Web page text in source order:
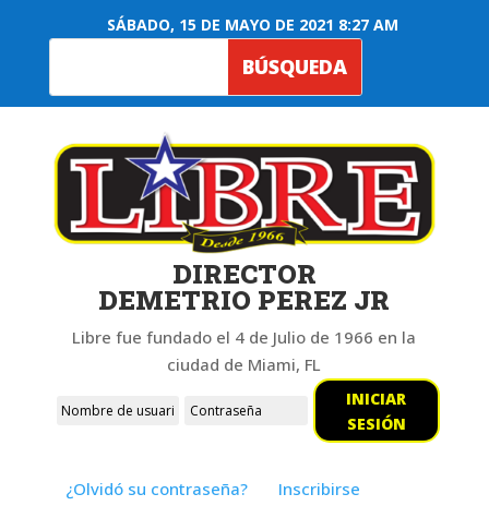
SÁBADO, 15 DE MAYO DE 2021 8:27 AM
DIRECTOR
DEMETRIO PEREZ JR
Libre fue fundado el 4 de Julio de 1966 en la
ciudad de Miami, FL
INICIAR
SESIÓN
¿Olvidó su contraseña? Inscribirse